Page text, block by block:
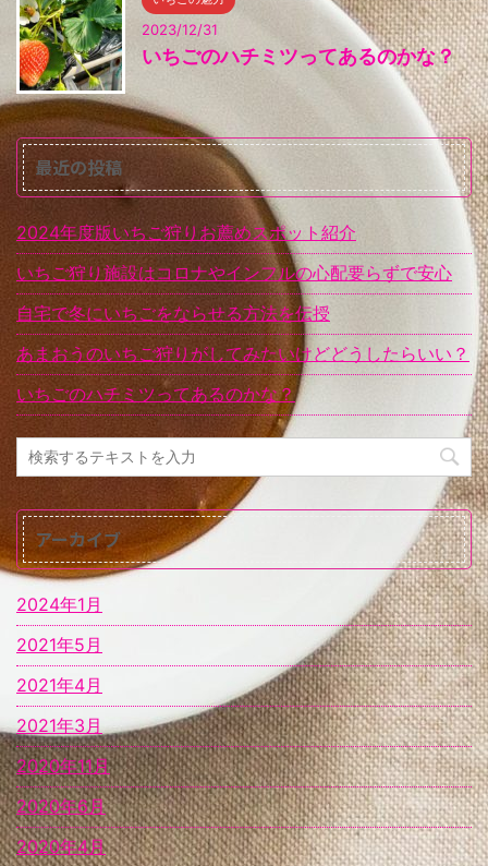
2023/12/31
いちごのハチミツってあるのかな？
最近の投稿
2024年度版いちご狩りお薦めスポット紹介
いちご狩り施設はコロナやインフルの心配要らずで安心
自宅で冬にいちごをならせる方法を伝授
あまおうのいちご狩りがしてみたいけどどうしたらいい？
いちごのハチミツってあるのかな？
アーカイブ
2024年1月
2021年5月
2021年4月
2021年3月
2020年11月
2020年6月
2020年4月